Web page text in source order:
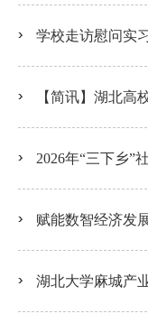
学校走访慰问实